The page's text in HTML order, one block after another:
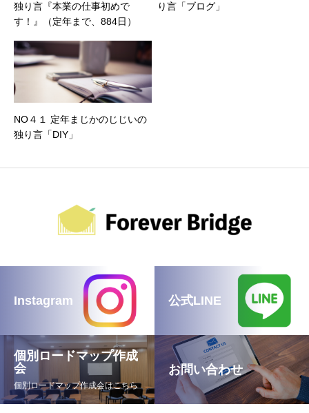
独り言『本業の仕事初めで
す！』（定年まで、884日）
り言「ブログ」
NO４１ 定年まじかのじじいの
独り言「DIY」
Instagram 公式LINE
個別ロードマップ作成
会
個別ロードマップ作成会はこちら
お問い合わせ